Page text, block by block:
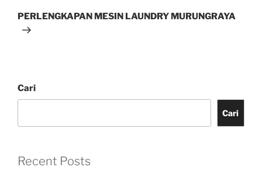
PERLENGKAPAN MESIN LAUNDRY MURUNGRAYA
Cari
Cari
Recent Posts